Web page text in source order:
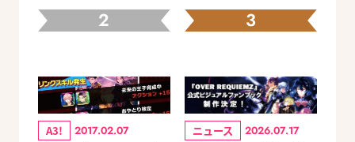
2
A3! 2017.02.07
3
ニュース 2026.07.17